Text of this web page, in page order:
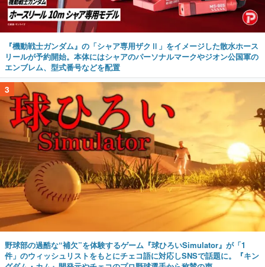
『機動戦士ガンダム』の「シャア専用ザクⅡ」をイメージした散水ホース
リールが予約開始。本体にはシャアのパーソナルマークやジオン公国軍の
エンブレム、型式番号などを配置
3
野球部の過酷な“補欠”を体験するゲーム『球ひろいSimulator』が「1
件」のウィッシュリストをもとにチェコ語に対応しSNSで話題に。『キン